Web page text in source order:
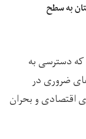
ولایت‌ افغانستان به سطح
دسترسی به
ضروری در
اقتصادی و بحران